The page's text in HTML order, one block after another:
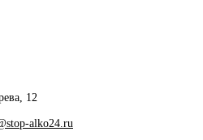
12
alko24.ru